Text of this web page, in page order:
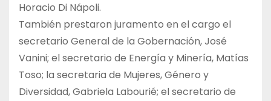
Horacio Di Nápoli.
También prestaron juramento en el cargo el
secretario General de la Gobernación, José
Vanini; el secretario de Energía y Minería, Matías
Toso; la secretaria de Mujeres, Género y
Diversidad, Gabriela Labourié; el secretario de